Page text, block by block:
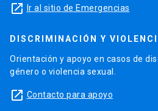
launch Ir al sitio de Emergencias
DISCRIMINACIÓN Y
Orientación y apoyo en casos de
género o violencia sexual.
launch Contacto para apoyo